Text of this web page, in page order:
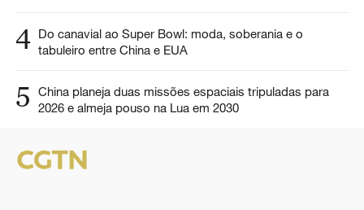
4 Do canavial ao Super Bowl: moda, soberania e o
tabuleiro entre China e EUA
5
China planeja duas missões espaciais tripuladas para
2026 e almeja pouso na Lua em 2030